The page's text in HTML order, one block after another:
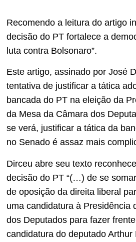
Recomendo a leitura do artigo
decisão do PT fortalece a
luta contra Bolsonaro”.
Este artigo, assinado por José
tentativa de justificar a tática
bancada do PT na eleição da
da Mesa da Câmara dos
se verá, justificar a tática da
no Senado é assaz mais
Dirceu abre seu texto
decisão do PT “(…) de se
de oposição da direita liberal
uma candidatura à Presidência
dos Deputados para fazer
candidatura do deputado Arthur